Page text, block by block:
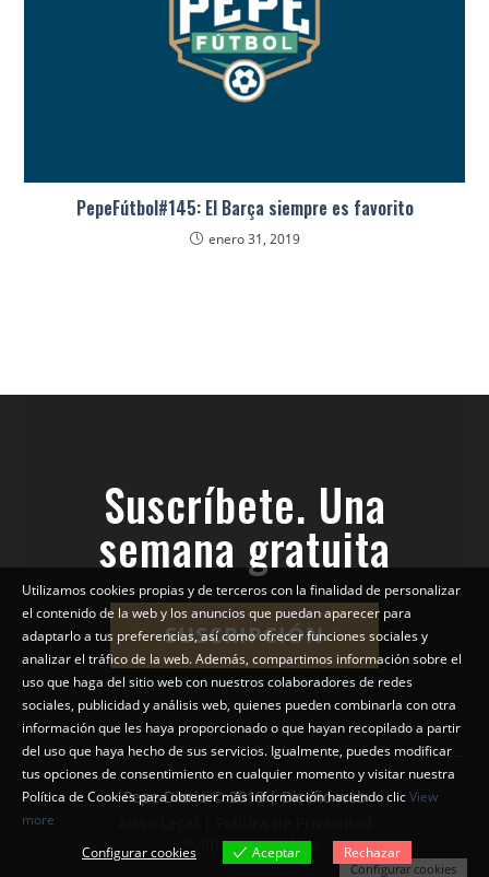
PepeFútbol#145: El Barça siempre es favorito
enero 31, 2019
Suscríbete. Una
semana gratuita
SUSCRIPCIÓN
Pepe Diario © 2018 | Diseño web
| Política de Cookies
Utilizamos cookies propias y de terceros con la finalidad de personalizar
el contenido de la web y los anuncios que puedan aparecer para
adaptarlo a tus preferencias, así como ofrecer funciones sociales y
analizar el tráfico de la web. Además, compartimos información sobre el
uso que haga del sitio web con nuestros colaboradores de redes
sociales, publicidad y análisis web, quienes pueden combinarla con otra
información que les haya proporcionado o que hayan recopilado a partir
del uso que haya hecho de sus servicios. Igualmente, puedes modificar
tus opciones de consentimiento en cualquier momento y visitar nuestra
Política de Cookies para obtener más información haciendo clicView
more
Configurar cookies
Aceptar Rechazar
Configurar cookies